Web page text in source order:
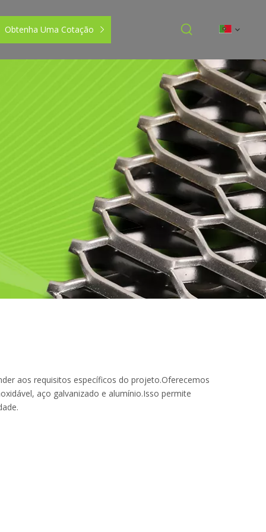
Obtenha Uma Cotação
aos requisitos específicos do projeto.Oferecemos
aço galvanizado e alumínio.Isso permite